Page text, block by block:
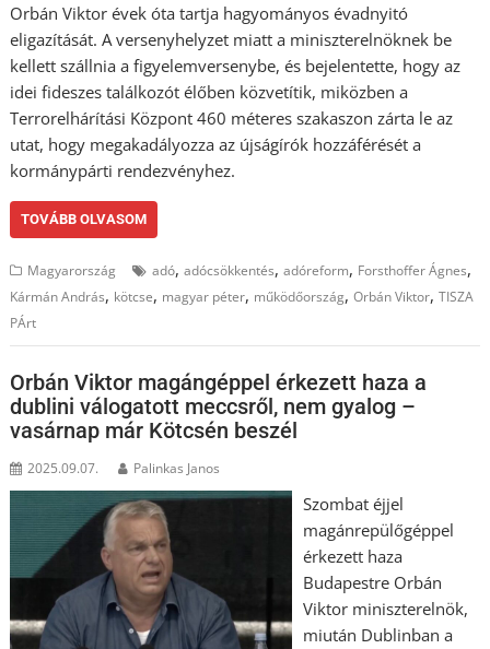
Orbán Viktor évek óta tartja hagyományos évadnyitó
eligazítását. A versenyhelyzet miatt a miniszterelnöknek be
kellett szállnia a figyelemversenybe, és bejelentette, hogy az
idei fideszes találkozót élőben közvetítik, miközben a
Terrorelhárítási Központ 460 méteres szakaszon zárta le az
utat, hogy megakadályozza az újságírók hozzáférését a
kormánypárti rendezvényhez.
TOVÁBB OLVASOM
Magyarország adó,adócsökkentés,adóreform, Forsthoffer Ágnes,
Kármán András, kötcse, magyar péter, működőország,Orbán Viktor,TISZA
PÁrt
Orbán Viktor magángéppel érkezett haza a
dublini válogatott meccsről, nem gyalog –
vasárnap már Kötcsén beszél
2025.09.07. Palinkas Janos
Szombat éjjel
magánrepülőgéppel
érkezett haza
Budapestre Orbán
Viktor miniszterelnök,
miután Dublinban a